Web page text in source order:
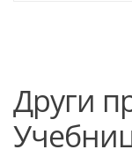
Други